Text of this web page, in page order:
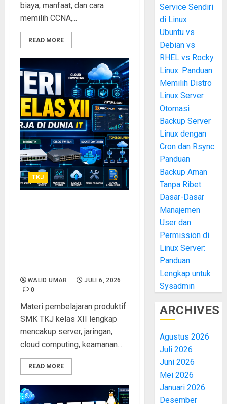
biaya, manfaat, dan cara
memilih CCNA,...
READ MORE
TKJ
WALID UMAR
JULI 6, 2026
0
Materi pembelajaran produktif
SMK TKJ kelas XII lengkap
mencakup server, jaringan,
cloud computing, keamanan...
READ MORE
Service Sendiri
di Linux
Ubuntu vs
Debian vs
RHEL vs Rocky
Linux: Panduan
Memilih Distro
Linux Server
Otomasi
Backup Server
Linux dengan
Cron dan Rsync:
Panduan
Backup Aman
Tanpa Ribet
Dasar-Dasar
Manajemen
User dan
Permission di
Linux Server:
Panduan
Lengkap untuk
Sysadmin
ARCHIVES
Agustus 2026
Juli 2026
Juni 2026
Mei 2026
Januari 2026
Desember